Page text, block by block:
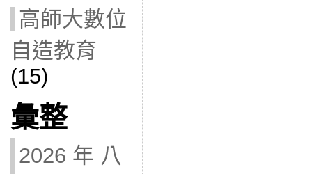
高師大數位
自造教育
(15)
彙整
2026 年 八